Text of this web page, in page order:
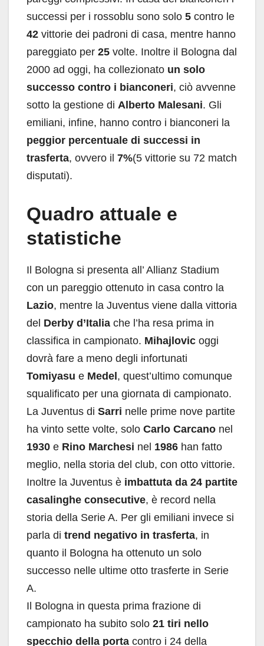
successi per i rossoblu sono solo 5 contro le
42 vittorie dei padroni di casa, mentre hanno
pareggiato per 25 volte. Inoltre il Bologna dal
2000 ad oggi, ha collezionato un solo
successo contro i bianconeri, ciò avvenne
sotto la gestione di Alberto Malesani. Gli
emiliani, infine, hanno contro i bianconeri la
peggior percentuale di successi in
trasferta, ovvero il 7%(5 vittorie su 72 match
disputati).
Quadro attuale e
statistiche
Il Bologna si presenta all’ Allianz Stadium
con un pareggio ottenuto in casa contro la
Lazio, mentre la Juventus viene dalla vittoria
del Derby d’Italia che l’ha resa prima in
classifica in campionato. Mihajlovic oggi
dovrà fare a meno degli infortunati
Tomiyasu e Medel, quest’ultimo comunque
squalificato per una giornata di campionato.
La Juventus di Sarri nelle prime nove partite
ha vinto sette volte, solo Carlo Carcano nel
1930 e Rino Marchesi nel 1986 han fatto
meglio, nella storia del club, con otto vittorie.
Inoltre la Juventus è imbattuta da 24 partite
casalinghe consecutive, è record nella
storia della Serie A. Per gli emiliani invece si
parla di trend negativo in trasferta, in
quanto il Bologna ha ottenuto un solo
successo nelle ultime otto trasferte in Serie
A.
Il Bologna in questa prima frazione di
campionato ha subito solo 21 tiri nello
specchio della porta contro i 24 della